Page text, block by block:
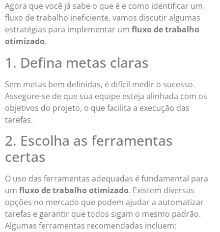
Agora que você já sabe o que é e como identificar um
fluxo de trabalho ineficiente, vamos discutir algumas
estratégias para implementar um fluxo de trabalho
otimizado.
1. Defina metas claras
Sem metas bem definidas, é difícil medir o sucesso.
Assegure-se de que sua equipe esteja alinhada com os
objetivos do projeto, o que facilita a execução das
tarefas.
2. Escolha as ferramentas
certas
O uso das ferramentas adequadas é fundamental para
um fluxo de trabalho otimizado. Existem diversas
opções no mercado que podem ajudar a automatizar
tarefas e garantir que todos sigam o mesmo padrão.
Algumas ferramentas recomendadas incluem: